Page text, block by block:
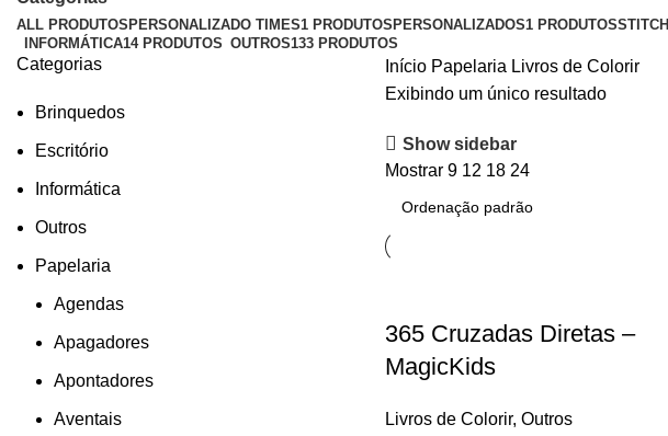
ALL PRODUTOS PERSONALIZADO TIMES1 PRODUTOS PERSONALIZADOS1 PRODUTOSSTITCH
INFORMÁTICA14 PRODUTOS OUTROS133 PRODUTOS
Categorias
Brinquedos
Escritório
Informática
Outros
Papelaria
Agendas
Apagadores
Apontadores
Aventais
Início Papelaria Livros de Colorir
Exibindo um único resultado
Show sidebar
Mostrar 9 12 18 24
365 Cruzadas Diretas –
MagicKids
Livros de Colorir, Outros